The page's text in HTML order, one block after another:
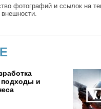
фотографий и ссылок на
внешности.
и